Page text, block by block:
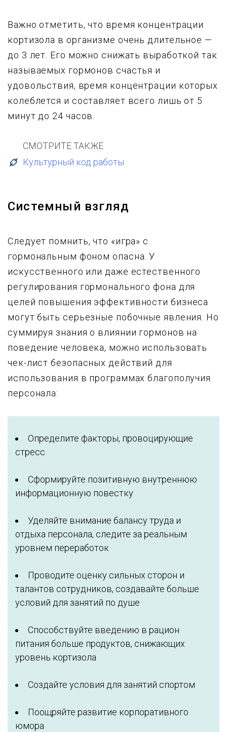
Важно отметить, что время концентрации
кортизола в организме очень длительное —
до 3 лет. Его можно снижать выработкой так
называемых гормонов счастья и
удовольствия, время концентрации которых
колеблется и составляет всего лишь от 5
минут до 24 часов.
СМОТРИТЕ ТАКЖЕ
Культурный код работы
Системный взгляд
Следует помнить, что «игра» с
гормональным фоном опасна. У
искусственного или даже естественного
регулирования гормонального фона для
целей повышения эффективности бизнеса
могут быть серьезные побочные явления. Но
суммируя знания о влиянии гормонов на
поведение человека, можно использовать
чек-лист безопасных действий для
использования в программах благополучия
персонала:
Определите факторы, провоцирующие
стресс
Сформируйте позитивную внутреннюю
информационную повестку
Уделяйте внимание балансу труда и
отдыха персонала, следите за реальным
уровнем переработок
Проводите оценку сильных сторон и
талантов сотрудников, создавайте больше
условий для занятий по душе
Способствуйте введению в рацион
питания больше продуктов, снижающих
уровень кортизола
Создайте условия для занятий спортом
Поощряйте развитие корпоративного
юмора